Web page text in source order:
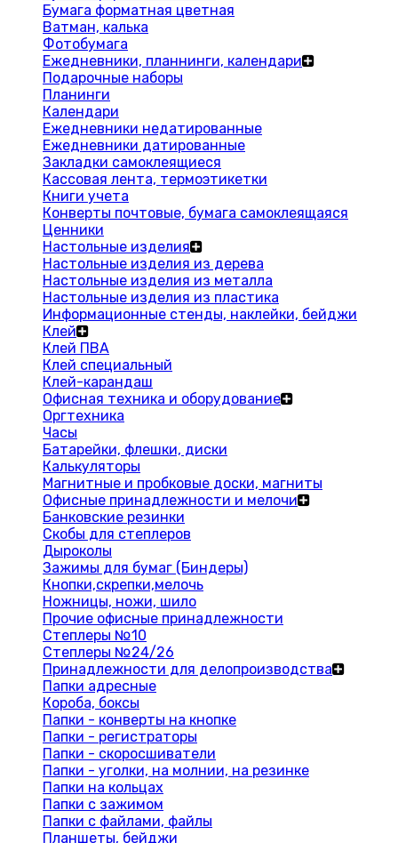
Бумага форматная цветная
Ватман, калька
Фотобумага
Ежедневники, планнинги, календари
Подарочные наборы
Планинги
Календари
Ежедневники недатированные
Ежедневники датированные
Закладки самоклеящиеся
Кассовая лента, термоэтикетки
Книги учета
Конверты почтовые, бумага самоклеящаяся
Ценники
Настольные изделия
Настольные изделия из дерева
Настольные изделия из металла
Настольные изделия из пластика
Информационные стенды, наклейки, бейджи
Клей
Клей ПВА
Клей специальный
Клей-карандаш
Офисная техника и оборудование
Оргтехника
Часы
Батарейки, флешки, диски
Калькуляторы
Магнитные и пробковые доски, магниты
Офисные принадлежности и мелочи
Банковские резинки
Скобы для степлеров
Дыроколы
Зажимы для бумаг (Биндеры)
Кнопки,скрепки,мелочь
Ножницы, ножи, шило
Прочие офисные принадлежности
Степлеры №10
Степлеры №24/26
Принадлежности для делопроизводства
Папки адресные
Короба, боксы
Папки - конверты на кнопке
Папки - регистраторы
Папки - скоросшиватели
Папки - уголки, на молнии, на резинке
Папки на кольцах
Папки с зажимом
Папки с файлами, файлы
Планшеты, бейджи